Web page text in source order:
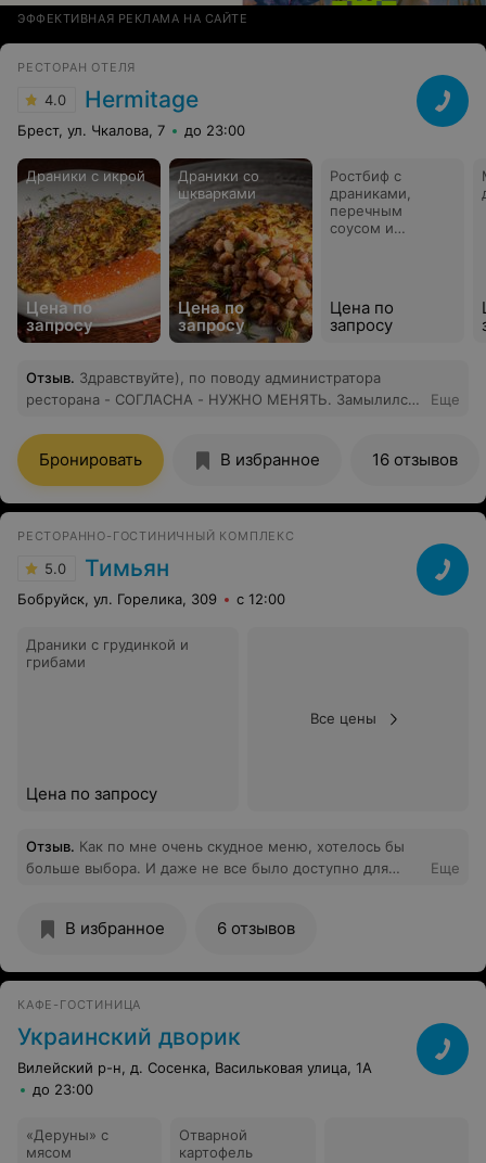
ЭФФЕКТИВНАЯ РЕКЛАМА НА САЙТЕ
РЕСТОРАН ОТЕЛЯ
4.0 Hermitage
Брест, ул. Чкалова, 7 до 23:00
Драники с икрой
Цена по
запросу
Драники со
шкварками
Цена по
запросу
Ростбиф с
драниками,
перечным
соусом и
Цена по
запросу
Отзыв. Здравствуйте), по поводу администратора
ресторана - СОГЛАСНА - НУЖНО МЕНЯТЬ. Замылился
Заметила ПИАР К СВОЕЙ ПЕРСОНЕ (я имею ввиду
администратора) на празднике от своих постоянных
"посетителей". Дружат - это хорошо! и если есть
постоянные посетители - это говорит о хорошем
статусе заведения. НО - ЗАИГРАЛИСЬ... и
но меня перед посещением беспокоит очередное
пренебрежение со стороны администратора. Я с
на ЧТО). СПАСИБО)
Еще
Бронировать В избранное 16 отзывов
РЕСТОРАННО-ГОСТИНИЧНЫЙ КОМПЛЕКС
5.0 Тимьян
Бобруйск, ул. Горелика, 309 с 12:00
Драники с грудинкой и
грибами
Цена по запросу
Все цены
Отзыв. Как по мне очень скудное меню, хотелось бы
больше выбора. И даже не все было доступно для
Приготовлено было вкусно, красиво оформлено, тут
с салатами. Тирамису очень понравился, рекомендую.
Обстановка уютная, но впрочем ничего особенного,
понравилось, приветливо, с улыбкой, ненавязчиво. В
целом хорошее заведение, единственное поработайте
над расширением меню и обязательно посещу вас
Еще
В избранное 6 отзывов
КАФЕ-ГОСТИНИЦА
Украинский дворик
Вилейский р-н, д. Сосенка, Васильковая улица, 1А
до 23:00
«Деруны» с
мясом
Отварной
картофель